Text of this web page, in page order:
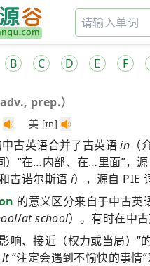
B C D E F
adv., prep.）
美 [ɪn]
中古英语合并了古英语in
）“在…内部、在…里面”，
古诺尔斯语 i），源自 PIE
的意义区分来自于中古英
/at school）。有时在中
响、接近（权力或当局）”
it“注定会遇到不愉快的事情